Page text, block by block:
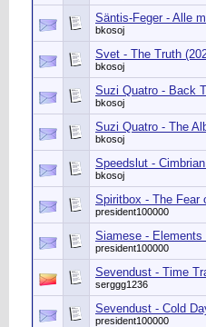
Säntis-Feger - Alle
bkosoj
Svet - The Truth
bkosoj
Suzi Quatro - Back
bkosoj
Suzi Quatro - The
bkosoj
Speedslut -
bkosoj
Spiritbox - The Fear
president100000
Siamese - Elements
president100000
Sevendust - Time
serggg1236
Sevendust - Cold
president100000